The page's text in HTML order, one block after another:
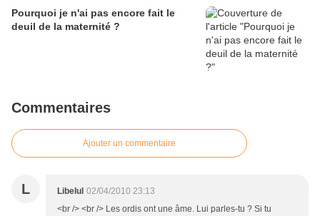
Pourquoi je n'ai pas encore fait le
deuil de la maternité ?
Commentaires
Ajouter un commentaire
L Libelul 02/04/2010 23:13
<br /> <br /> Les ordis ont une âme. Lui parles-tu ? Si tu